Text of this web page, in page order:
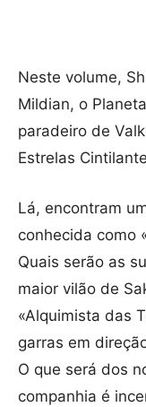
Neste volume,
Mildian, o
paradeiro de
Estrelas
Lá, encontram
conhecida como
Quais serão as
maior vilão de
«Alquimista das
garras em
O que será dos
companhia é